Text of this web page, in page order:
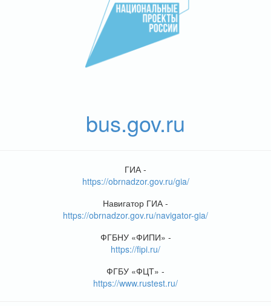
bus.gov.ru
ГИА -
https://obrnadzor.gov.ru/gia/
Навигатор ГИА -
https://obrnadzor.gov.ru/navigator-gia/
ФГБНУ «ФИПИ» -
https://fipi.ru/
ФГБУ «ФЦТ» -
https://www.rustest.ru/